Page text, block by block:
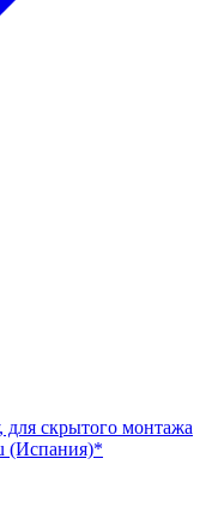
скрытого монтажа
(Испания)*